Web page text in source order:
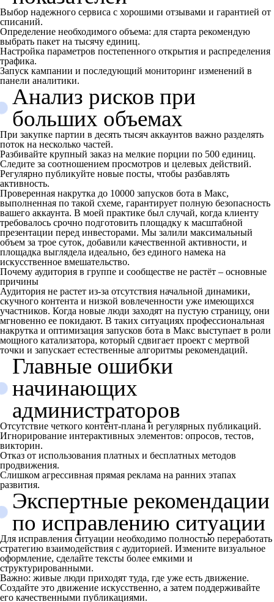
Выбор надежного сервиса с хорошими отзывами и гарантией от
списаний.
Определение необходимого объема: для старта рекомендую
выбрать пакет на тысячу единиц.
Настройка параметров постепенного открытия и распределения
трафика.
Запуск кампании и последующий мониторинг изменений в
панели аналитики.
Анализ рисков при
больших объемах
При закупке партии в десять тысяч аккаунтов важно разделять
поток на несколько частей.
Разбивайте крупный заказ на мелкие порции по 500 единиц.
Следите за соотношением просмотров и целевых действий.
Регулярно публикуйте новые посты, чтобы разбавлять
активность.
Проверенная накрутка до 10000 запусков бота в Макс,
выполненная по такой схеме, гарантирует полную безопасность
вашего аккаунта. В моей практике был случай, когда клиенту
требовалось срочно подготовить площадку к масштабной
презентации перед инвесторами. Мы залили максимальный
объем за трое суток, добавили качественной активности, и
площадка выглядела идеально, без единого намека на
искусственное вмешательство.
Почему аудитория в группе и сообществе не растёт – основные
причины
Аудитория не растет из-за отсутствия начальной динамики,
скучного контента и низкой вовлеченности уже имеющихся
участников. Когда новые люди заходят на пустую страницу, они
мгновенно ее покидают. В таких ситуациях профессиональная
накрутка и оптимизация запусков бота в Макс выступает в роли
мощного катализатора, который сдвигает проект с мертвой
точки и запускает естественные алгоритмы рекомендаций.
Главные ошибки
начинающих
администраторов
Отсутствие четкого контент-плана и регулярных публикаций.
Игнорирование интерактивных элементов: опросов, тестов,
викторин.
Отказ от использования платных и бесплатных методов
продвижения.
Слишком агрессивная прямая реклама на ранних этапах
развития.
Экспертные рекомендации
по исправлению ситуации
Для исправления ситуации необходимо полностью переработать
стратегию взаимодействия с аудиторией. Измените визуальное
оформление, сделайте тексты более емкими и
структурированными.
Важно: живые люди приходят туда, где уже есть движение.
Создайте это движение искусственно, а затем поддерживайте
его качественными публикациями.